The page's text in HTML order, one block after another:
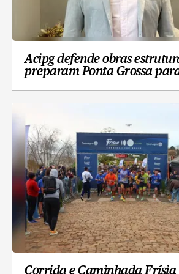
Acipg defende obras
preparam Ponta Grossa
Corrida e Caminhada Frísia